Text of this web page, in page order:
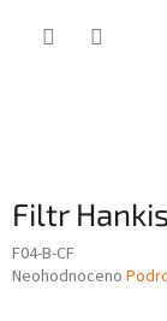
Filtr
F04-B-CF
Průměrné
Neohodnoceno